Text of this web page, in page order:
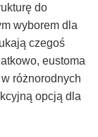
do
wyborem dla
czegoś
eustoma
różnorodnych
opcją dla